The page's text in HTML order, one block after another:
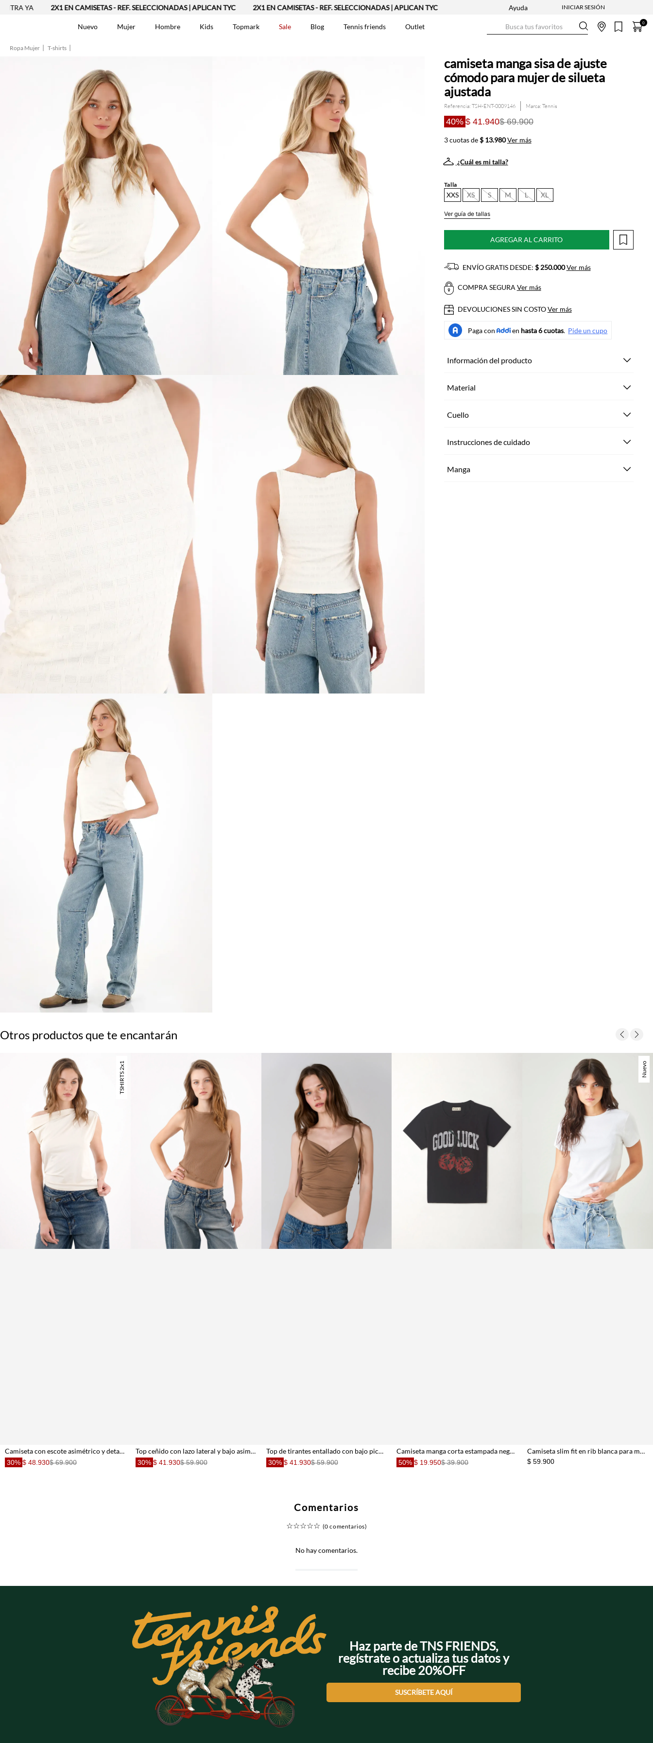
2X1 EN CAMISETAS - REF. SELECCIONADAS | APLICAN TYC 2X1 EN CAMISETAS - REF. SELECCIONADAS | APLICAN TYC Ayuda
Nuevo Mujer Hombre Kids Topmark Sale Blog Tennis friends Outlet 0
Ropa Mujer T-shirts
camiseta manga sisa de ajuste
cómodo para mujer de silueta
ajustada
Referencia: TSH-ENT-0009146 Tennis
40% $ 41.940$ 69.900
3 cuotas de$ 13.980 Ver más
¿Cuál es mi talla?
Talla
XXS XS S M L XL
Ver guía de tallas
AGREGAR AL CARRITO
ENVÍO GRATIS DESDE: $ 250.000 Ver más
COMPRA SEGURA Ver más
DEVOLUCIONES SIN COSTOVer más
Información del producto
Material
Cuello
Instrucciones de cuidado
Manga
Otros productos que te encantarán
TSHIRTS 2x1
Camiseta con escote asimétrico y detalle drapeado en algodón crema para mujer
30% $ 48.930$ 69.900
Top ceñido con lazo lateral y bajo asimétrico en punto acanalado camel para mujer
30% $ 41.930$ 59.900
Top de tirantes entallado con bajo pico asimétrico en algodón marrón para mujer
30% $ 41.930$ 59.900
Camiseta manga corta estampada negra con diseño limpio para mujer
50% $ 19.950$ 39.900
Nuevo
Camiseta slim fit en rib blanca para mujer
$ 59.900
Comentarios
☆☆☆☆☆ (0 comentarios)
No hay comentarios.
Haz parte de TNS FRIENDS,
regístrate o actualiza tus datos y
recibe 20%OFF
SUSCRÍBETE AQUÍ
7 Chaqueta
8.
9 . Bermuda
10 Camisetas Mujer